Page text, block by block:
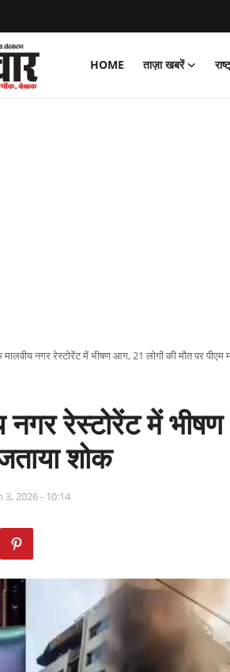
HOME ताज़ा खबरें
मालवीय नगर रेस्टोरेंट में भीषण आग, 21 लोगों की मौत पर पीएम
नगर रेस्टोरेंट में
शोक
3, 2026 - 10:14